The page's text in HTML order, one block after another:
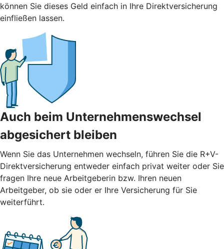
können Sie dieses Geld einfach in Ihre Direktversicherung
einfließen lassen.
Auch beim Unternehmenswechsel
abgesichert bleiben
Wenn Sie das Unternehmen wechseln, führen Sie die R+V-
Direktversicherung entweder einfach privat weiter oder Sie
fragen Ihre neue Arbeitgeberin bzw. Ihren neuen
Arbeitgeber, ob sie oder er Ihre Versicherung für Sie
weiterführt.